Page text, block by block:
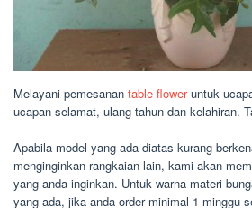
Melayani pemesanan table floweruntuk
ucapan selamat, ulang tahun dan kelahiran.
Apabila model yang ada diatas kurang
menginginkan rangkaian lain, kami akan
yang anda inginkan. Untuk warna materi
yang ada, jika anda order minimal 1 minggu